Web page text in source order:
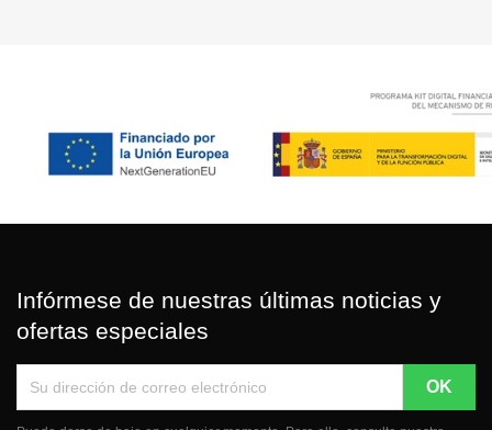
Infórmese de nuestras últimas noticias y
ofertas especiales